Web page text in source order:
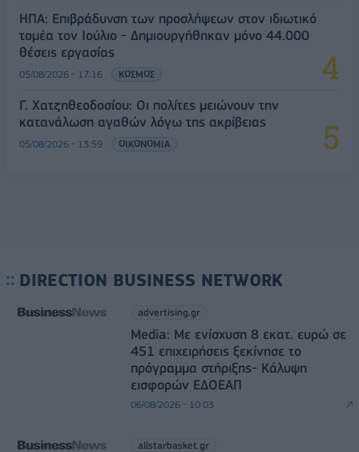
ΗΠΑ: Επιβράδυνση των προσλήψεων στον ιδιωτικό
τομέα τον Ιούλιο - Δημιουργήθηκαν μόνο 44.000
θέσεις εργασίας
05/08/2026 - 17:16 ΚΟΣΜΟΣ
Γ. Χατζηθεοδοσίου: Οι πολίτες μειώνουν την
κατανάλωση αγαθών λόγω της ακρίβειας
05/08/2026 - 13:59 ΟΙΚΟΝΟΜΙΑ
DIRECTION BUSINESS NETWORK
advertising.gr
Media: Με ενίσχυση 8 εκατ. ευρώ σε
451 επιχειρήσεις ξεκίνησε το
πρόγραμμα στήριξης- Κάλυψη
εισφορών ΕΔΟΕΑΠ
06/08/2026 - 10:03
allstarbasket.gr